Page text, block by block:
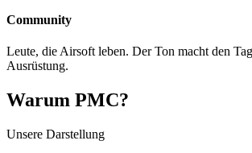
Community
Leute, die Airsoft leben. Der Ton macht den
Ausrüstung.
Warum PMC?
Unsere Darstellung